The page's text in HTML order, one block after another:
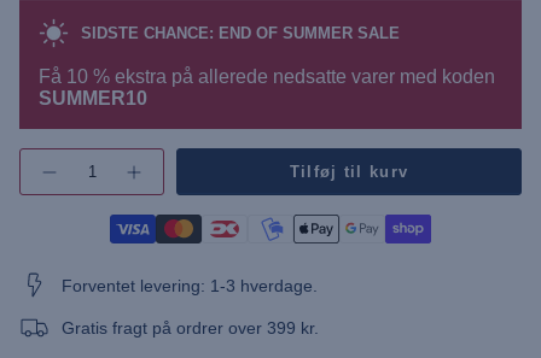
SIDSTE CHANCE: END OF SUMMER SALE
Få 10 % ekstra på allerede nedsatte varer med koden
SUMMER10
"decrease"=>"",
"multiples_of"=>"",
"minimum_of"=>"",
"maximum_of"=>""}
antallet
knap
-
Hat"
Tilføj til kurv
Forventet levering: 1-3 hverdage.
Gratis fragt på ordrer over 399 kr.